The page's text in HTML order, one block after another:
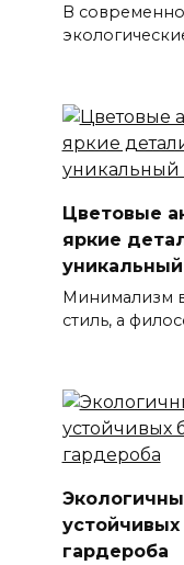
В
Цветовые
яркие
Минимализм
стиль, а
гардероба